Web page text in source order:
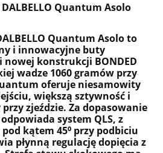
Quantum Asolo
Quantum Asolo to
i innowacyjne buty
nowej konstrukcji BONDED
wadze 1060 gramów przy
oferuje niesamowity
większą sztywność i
zjeździe. Za dopasowanie
system QLS, z
kątem 45⁰ przy podbiciu
płynną regulację dopięcia z